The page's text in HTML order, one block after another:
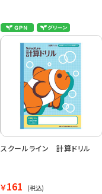
スクールライン 計算ドリル
￥161 (税込)